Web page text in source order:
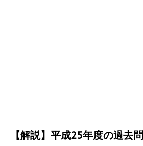
【解説】平成25年度の過去